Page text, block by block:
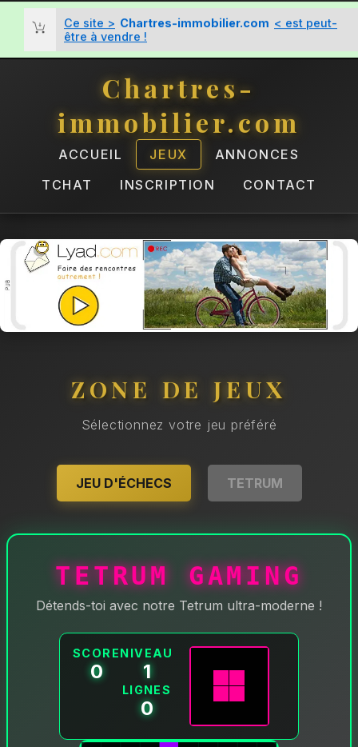
Ce site > Chartres-immobilier.com < est peut-
être à vendre !
Chartres-
immobilier.com
ACCUEIL JEUX
ANNONCES
TCHAT
INSCRIPTION CONTACT
ZONE DE JEUX
Sélectionnez votre jeu préféré
JEU D'ÉCHECS TETRUM
TETRUM GAMING
Détends-toi avec notre Tetrum ultra-moderne !
SCORE
0
NIVEAU
1
LIGNES
0